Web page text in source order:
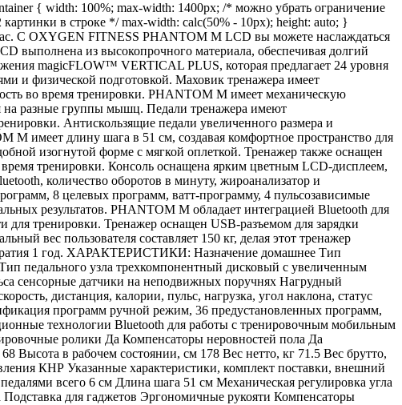
{ width: 100%; max-width: 1400px; /* можно убрать ограничение
в строке */ max-width: calc(50% - 10px); height: auto; }
С OXYGEN FITNESS PHANTOM M LCD вы можете наслаждаться
выполнена из высокопрочного материала, обеспечивая долгий
magicFLOW™ VERTICAL PLUS, которая предлагает 24 уровня
и физической подготовкой. Маховик тренажера имеет
во время тренировки. PHANTOM M имеет механическую
на разные группы мышц. Педали тренажера имеют
Антискользящие педали увеличенного размера и
M имеет длину шага в 51 см, создавая комфортное пространство для
изогнутой форме с мягкой оплеткой. Тренажер также оснащен
тренировки. Консоль оснащена ярким цветным LCD-дисплеем,
количество оборотов в минуту, жироанализатор и
8 целевых программ, ватт-программу, 4 пульсозависимые
результатов. PHANTOM M обладает интеграцией Bluetooth для
тренировки. Тренажер оснащен USB-разъемом для зарядки
вес пользователя составляет 150 кг, делая этот тренажер
1 год. ХАРАКТЕРИСТИКИ: Назначение домашнее Тип
педального узла трехкомпонентный дисковый с увеличенным
сенсорные датчики на неподвижных поручнях Нагрудный
дистанция, калории, пульс, нагрузка, угол наклона, статус
программ ручной режим, 36 предустановленных программ,
технологии Bluetooth для работы с тренировочным мобильным
ролики Да Компенсаторы неровностей пола Да
в рабочем состоянии, см 178 Вес нетто, кг 71.5 Вес брутто,
КНР Указанные характеристики, комплект поставки, внешний
всего 6 см Длина шага 51 см Механическая регулировка угла
для гаджетов Эргономичные рукояти Компенсаторы